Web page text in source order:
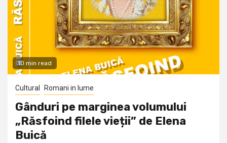
10 min read
Cultural Romani in lume
Gânduri pe marginea volumului
„Răsfoind filele vieții” de Elena
Buică